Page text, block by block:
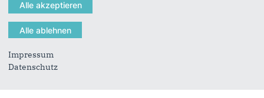
Bundestagsabgeordnete Paul Ziemiak im Woeste-
Gymnasium einen vielbeachteten Vortrag unter
dem Titel „Krisen...
Impressum
Datenschutz